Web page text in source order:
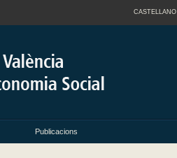
CASTELLANO
Publicacions